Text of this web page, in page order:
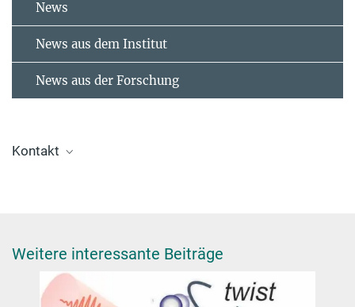
News
News aus dem Institut
News aus der Forschung
Kontakt
Weitere interessante Beiträge